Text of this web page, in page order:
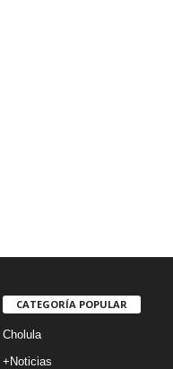
CATEGORÍA POPULAR
Cholula
+Noticias